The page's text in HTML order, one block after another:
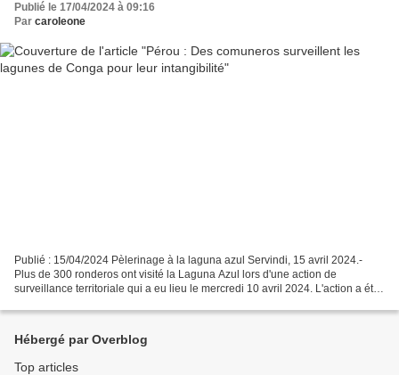
Publié le 17/04/2024 à 09:16
Par caroleone
Publié : 15/04/2024 Pèlerinage à la laguna azul Servindi, 15 avril 2024.-
Plus de 300 ronderos ont visité la Laguna Azul lors d'une action de
surveillance territoriale qui a eu lieu le mercredi 10 avril 2024. L'action a été
Hébergé par Overblog
Top articles